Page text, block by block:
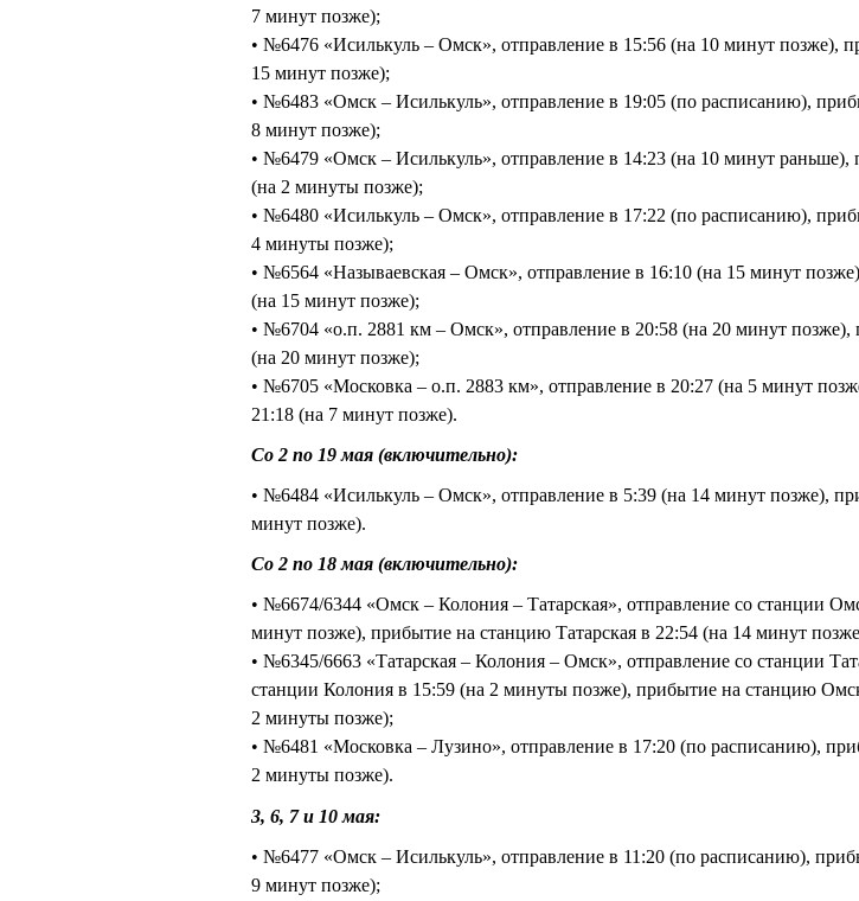
7 минут позже);
• №6476 «Исилькуль – Омск», отправление в 15:56 (на 10 минут позже),
15 минут позже);
• №6483 «Омск – Исилькуль», отправление в 19:05 (по расписанию),
8 минут позже);
• №6479 «Омск – Исилькуль», отправление в 14:23 (на 10 минут раньше),
(на 2 минуты позже);
• №6480 «Исилькуль – Омск», отправление в 17:22 (по расписанию),
4 минуты позже);
• №6564 «Называевская – Омск», отправление в 16:10 (на 15 минут
(на 15 минут позже);
• №6704 «о.п. 2881 км – Омск», отправление в 20:58 (на 20 минут позже),
(на 20 минут позже);
• №6705 «Московка – о.п. 2883 км», отправление в 20:27 (на 5 минут
21:18 (на 7 минут позже).
Со 2 по 19 мая (включительно):
• №6484 «Исилькуль – Омск», отправление в 5:39 (на 14 минут позже),
минут позже).
Со 2 по 18 мая (включительно):
• №6674/6344 «Омск – Колония – Татарская», отправление со станции
минут позже), прибытие на станцию Татарская в 22:54 (на 14 минут
• №6345/6663 «Татарская – Колония – Омск», отправление со станции
станции Колония в 15:59 (на 2 минуты позже), прибытие на станцию
2 минуты позже);
• №6481 «Московка – Лузино», отправление в 17:20 (по расписанию),
2 минуты позже).
3, 6, 7 и 10 мая:
• №6477 «Омск – Исилькуль», отправление в 11:20 (по расписанию),
9 минут позже);